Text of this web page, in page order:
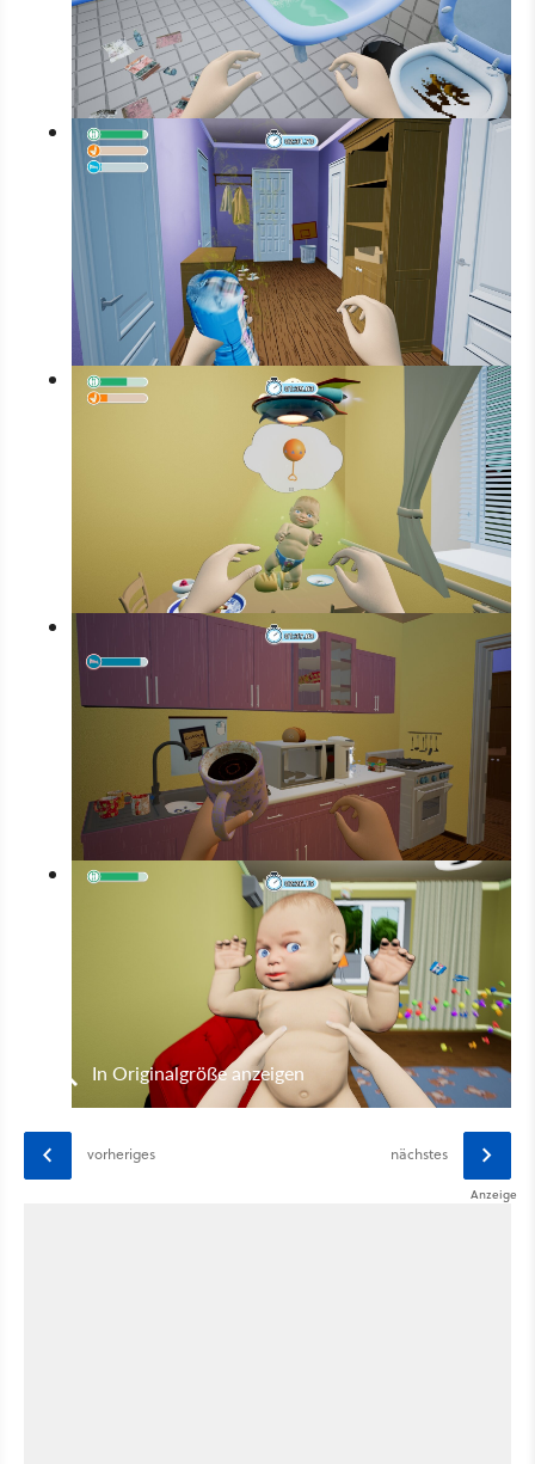
In Originalgröße anzeigen
vorheriges nächstes